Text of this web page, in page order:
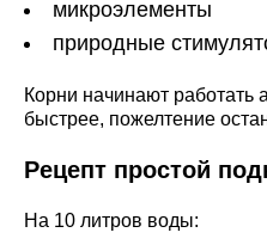
микроэлементы
природные
Корни начинают работать
быстрее, пожелтение
Рецепт простой
На 10 литров воды: